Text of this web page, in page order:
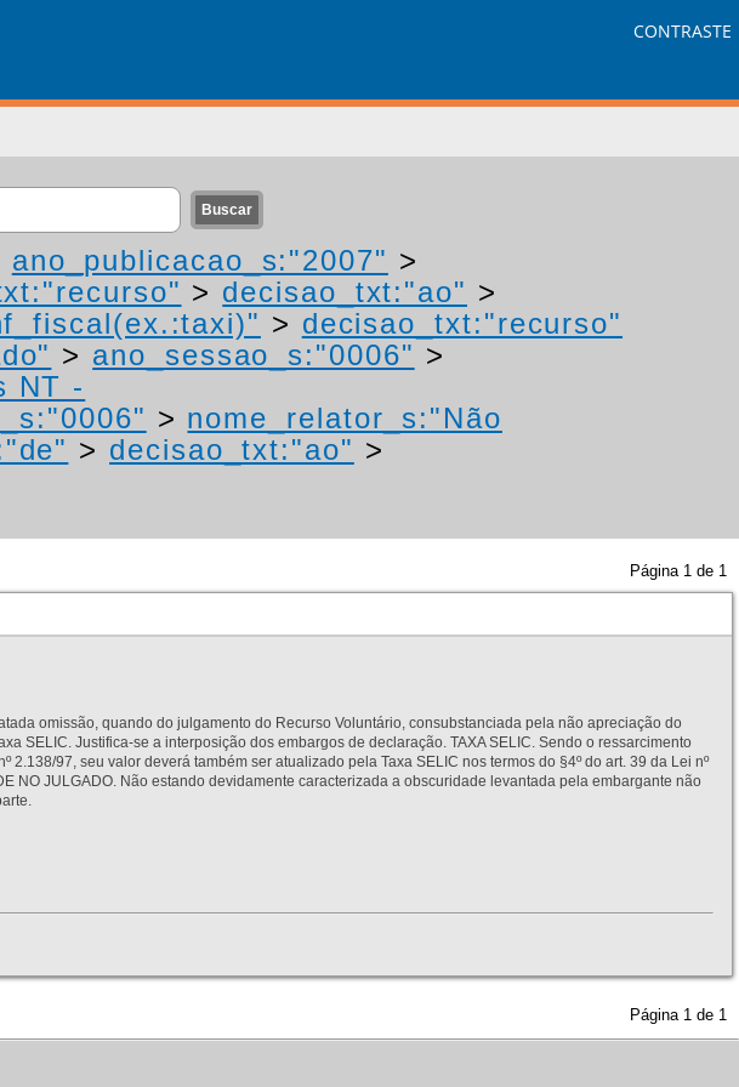
CONTRASTE
ano_publicacao_s:"2007" >
> decisao_txt:"ao" >
> decisao_txt:"recurso"
> ano_sessao_s:"0006" >
NT -
> nome_relator_s:"Não
> decisao_txt:"ao" >
Página 1 de 1
omissão, quando do julgamento do Recurso Voluntário, consubstanciada pela não apreciação do
SELIC. Justifica-se a interposição dos embargos de declaração. TAXA SELIC. Sendo o ressarcimento
97, seu valor deverá também ser atualizado pela Taxa SELIC nos termos do §4º do art. 39 da Lei nº
NO JULGADO. Não estando devidamente caracterizada a obscuridade levantada pela embargante não
Página 1 de 1